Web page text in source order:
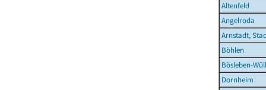
Altenfeld
Angelroda
Arnstadt,
Böhlen
Bösleben-
Dornheim